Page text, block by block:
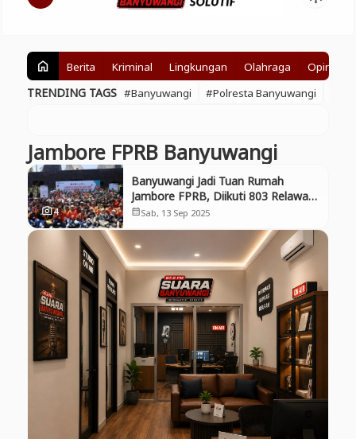
home Berita Kriminal Lingkungan Olahraga Opini
TRENDING TAGS #Banyuwangi #Polresta Banyuwangi
Jambore FPRB Banyuwangi
photo_camera4
Banyuwangi Jadi Tuan Rumah
Jambore FPRB, Diikuti 803 Relawan
Kebencanaan se-Indonesia
calendar_monthSab, 13 Sep 2025